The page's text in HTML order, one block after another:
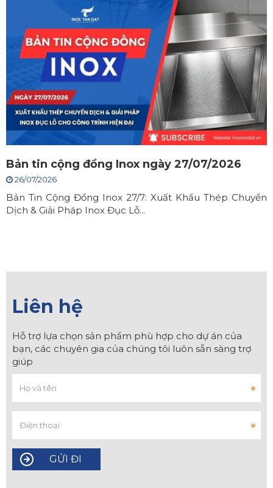
Bản tin cộng đồng Inox ngày 27/07/2026
26/07/2026
Bản Tin Cộng Đồng Inox 27/7: Xuất Khẩu Thép Chuyển
Dịch & Giải Pháp Inox Đục Lỗ...
Liên hệ
Hỗ trợ lựa chọn sản phẩm phù hợp cho dự án của
bạn, các chuyên gia của chúng tôi luôn sẵn sàng trợ
giúp